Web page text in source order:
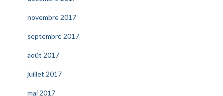
novembre 2017
septembre 2017
août 2017
juillet 2017
mai 2017